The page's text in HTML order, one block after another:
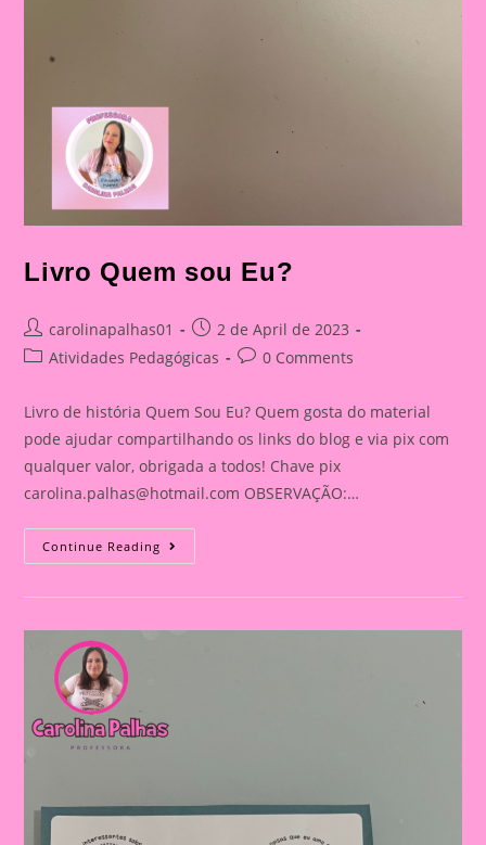
Livro Quem sou Eu?
Post
author:
carolinapalhas01
Post
published:
2 de April de 2023
PostAtividades Pedagógicas
Post0 Comments
Livro de história Quem Sou Eu? Quem gosta do material
pode ajudar compartilhando os links do blog e via pix com
qualquer valor, obrigada a todos! Chave pix
carolina.palhas@hotmail.com OBSERVAÇÃO:…
Continue Reading Livro
Quem